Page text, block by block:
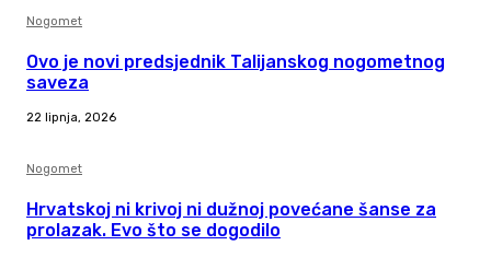
Nogomet
Ovo je novi predsjednik Talijanskog nogometnog
saveza
22 lipnja, 2026
Nogomet
Hrvatskoj ni krivoj ni dužnoj povećane šanse za
prolazak. Evo što se dogodilo